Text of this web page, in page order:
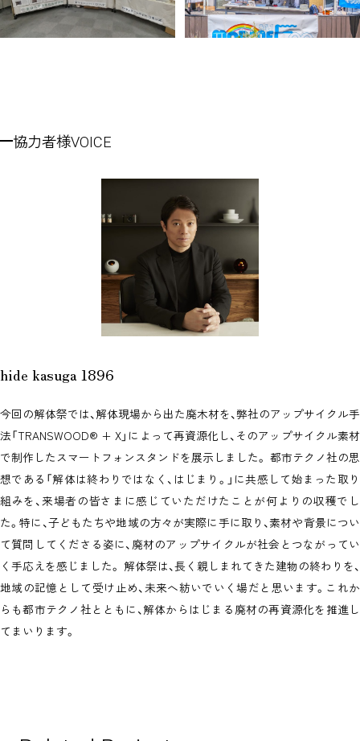
協力者様VOICE
hide kasuga 1896
今回の解体祭では、解体現場から出た廃木材を、弊社のアップサイクル手
法「TRANSWOOD® + X」によって再資源化し、そのアップサイクル素材
で制作したスマートフォンスタンドを展示しました。 都市テクノ社の思
想である「解体は終わりではなく、はじまり。」に共感して始まった取り
組みを、来場者の皆さまに感じていただけたことが何よりの収穫でし
た。特に、子どもたちや地域の方々が実際に手に取り、素材や背景につい
て質問してくださる姿に、廃材のアップサイクルが社会とつながってい
く手応えを感じました。 解体祭は、長く親しまれてきた建物の終わりを、
地域の記憶として受け止め、未来へ紡いでいく場だと思います。これか
らも都市テクノ社とともに、解体からはじまる廃材の再資源化を推進し
てまいります。